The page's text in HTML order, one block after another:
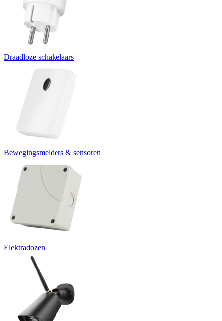
Draadloze schakelaars
Bewegingsmelders & sensoren
Elektradozen